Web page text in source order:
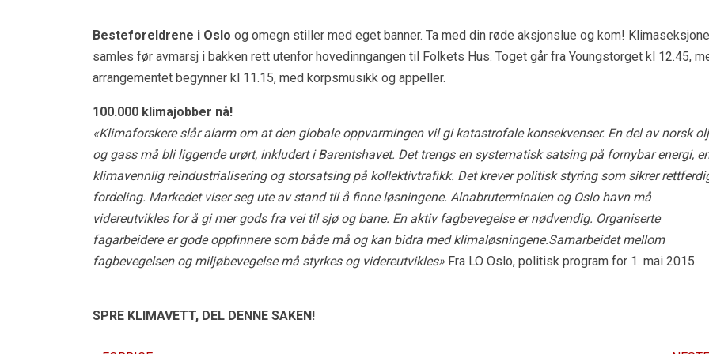
Besteforeldrene i Oslo og omegn stiller med eget banner. Ta med din røde aksjonslue og kom!
samles før avmarsj i bakken rett utenfor hovedinngangen til Folkets Hus. Toget går fra Youngstorget kl 12.45,
arrangementet begynner kl 11.15, med korpsmusikk og appeller.
100.000 klimajobber nå!
«Klimaforskere slår alarm om at den globale oppvarmingen vil gi katastrofale konsekvenser. En del av norsk
og gass må bli liggende urørt, inkludert i Barentshavet. Det trengs en systematisk satsing på fornybar energi,
klimavennlig reindustrialisering og storsatsing på kollektivtrafikk. Det krever politisk styring som sikrer
fordeling. Markedet viser seg ute av stand til å finne løsningene. Alnabruterminalen og Oslo havn må
videreutvikles for å gi mer gods fra vei til sjø og bane. En aktiv fagbevegelse er nødvendig. Organiserte
fagarbeidere er gode oppfinnere som både må og kan bidra med klimaløsningene.Samarbeidet mellom
fagbevegelsen og miljøbevegelse må styrkes og videreutvikles» Fra LO Oslo, politisk program for 1. mai 2015.
SPRE KLIMAVETT, DEL DENNE SAKEN!